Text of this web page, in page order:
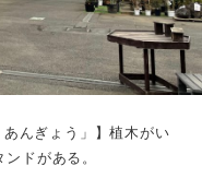
あんぎょう」】植木がい
ドがある。